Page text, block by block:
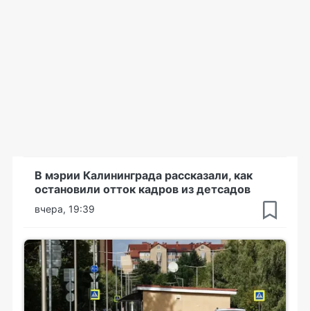
В мэрии Калининграда рассказали, как
остановили отток кадров из детсадов
вчера, 19:39